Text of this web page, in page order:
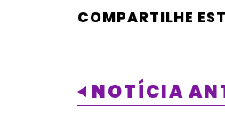
COMPARTILHE
NOTÍCIA